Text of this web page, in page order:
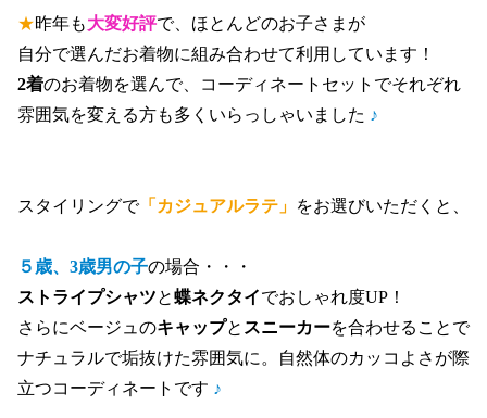
★昨年も大変好評で、ほとんどのお子さまが
自分で選んだお着物に組み合わせて利用しています！
2着のお着物を選んで、コーディネートセットでそれぞれ
雰囲気を変える方も多くいらっしゃいました ♪
スタイリングで「カジュアルラテ」 をお選びいただくと、
５歳、3歳男の子の場合・・・
ストライプシャツと蝶ネクタイでおしゃれ度UP！
さらにベージュのキャップと スニーカーを合わせることで
ナチュラルで垢抜けた雰囲気に。自然体のカッコよさが際
立つコーディネートです ♪